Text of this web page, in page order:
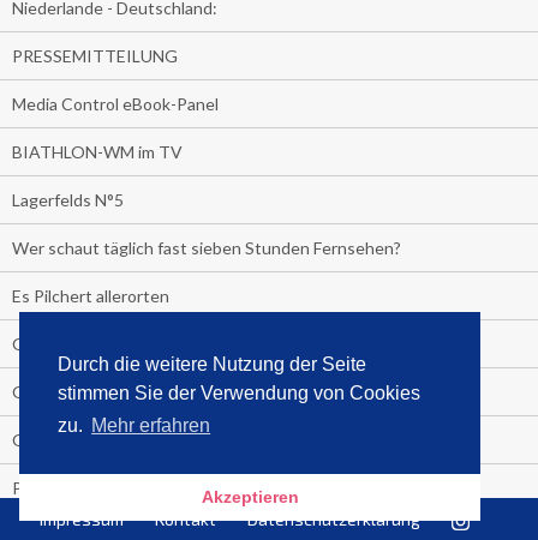
Durch die weitere Nutzung der Seite
stimmen Sie der Verwendung von Cookies
zu. Mehr erfahren
Akzeptieren
Niederlande - Deutschland:
PRESSEMITTEILUNG
Media Control eBook-Panel
BIATHLON-WM im TV
Lagerfelds N°5
Wer schaut täglich fast sieben Stunden Fernsehen?
Es Pilchert allerorten
Geheime Promi-Bücher-Bestenliste
Gratis-E-Book-Aktionen
Gefahr fürs Dschungelcamp!
PRESSEMITTEILUNG
Impressum Kontakt Datenschutzerklärung